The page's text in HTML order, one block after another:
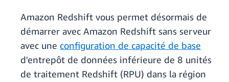
Amazon Redshift vous permet désormais de
démarrer avec Amazon Redshift sans serveur
avec une configuration de capacité de base
d'entrepôt de données inférieure de 8 unités
de traitement Redshift (RPU) dans la région